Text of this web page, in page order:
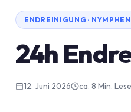
ENDREINIGUNG ·
24h
12. Juni 2026 ca. 8 Min.